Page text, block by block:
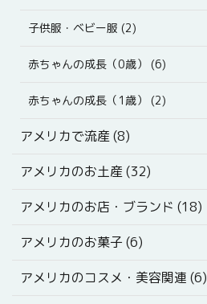
子供服・ベビー服 (2)
赤ちゃんの成長（0歳） (6)
赤ちゃんの成長（1歳） (2)
アメリカで流産 (8)
アメリカのお土産 (32)
アメリカのお店・ブランド (18)
アメリカのお菓子 (6)
アメリカのコスメ・美容関連 (6)